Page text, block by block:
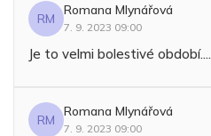
RM
Romana Mlynářová
7. 9. 2023 09:00
Je to velmi bolestivé období....
RM
Romana Mlynářová
7. 9. 2023 09:00